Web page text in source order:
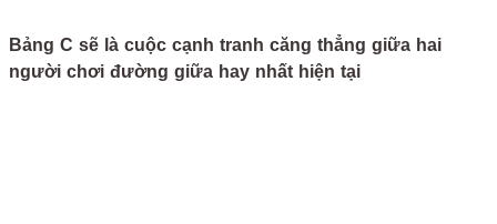
Bảng C sẽ là cuộc cạnh tranh căng thẳng giữa hai
người chơi đường giữa hay nhất hiện tại